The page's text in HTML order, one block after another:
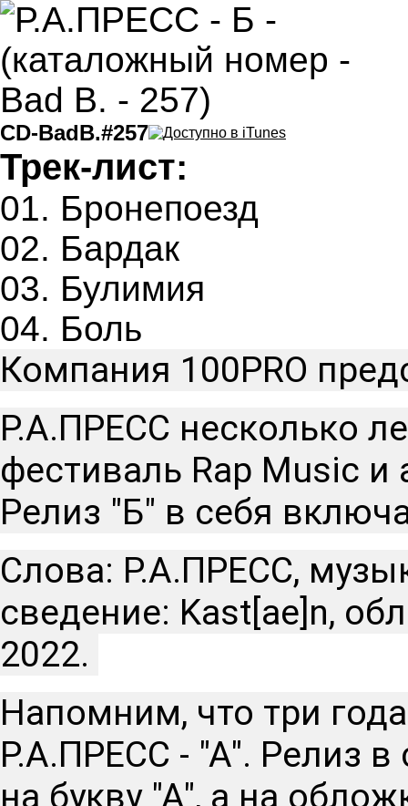
CD-BadB.#257
Трек-лист:
01. Бронепоезд
02. Бардак
03. Булимия
04. Боль
Компания 100PRO
Р.А.ПРЕСС несколько
фестиваль Rap Music
Релиз "Б" в себя
Слова: Р.А.ПРЕСС,
сведение: Kast[ae]n,
2022.
Напомним, что три
Р.А.ПРЕСС - "А". Релиз в
на букву "А", а на